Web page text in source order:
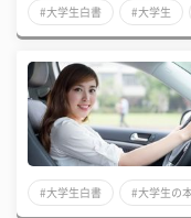
#大学生白書 #大学生
#大学生白書 #大学生の